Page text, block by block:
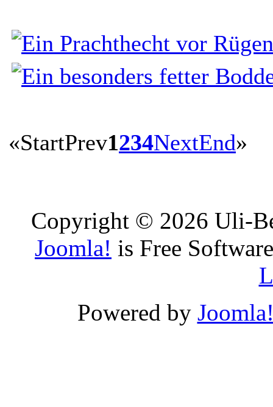
«StartPrev1234NextEnd»
Copyright © 2026 Uli-
Joomla! is Free
Powered by